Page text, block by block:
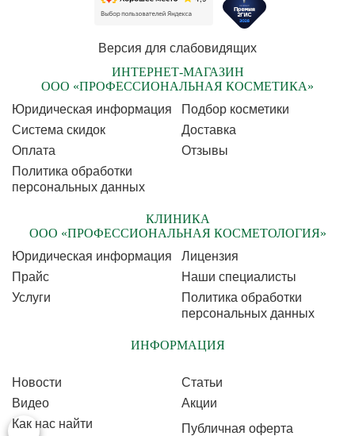
Версия для слабовидящих
ИНТЕРНЕТ-МАГАЗИН
ООО «ПРОФЕССИОНАЛЬНАЯ КОСМЕТИКА»
Юридическая информация
Подбор косметики
Cистема скидок
Доставка
Оплата
Отзывы
Политика обработки
персональных данных
КЛИНИКА
ООО «ПРОФЕССИОНАЛЬНАЯ КОСМЕТОЛОГИЯ»
Юридическая информация
Лицензия
Прайс
Наши специалисты
Услуги
Политика обработки
персональных данных
ИНФОРМАЦИЯ
Новости
Статьи
Видео
Акции
Как нас найти
Публичная оферта